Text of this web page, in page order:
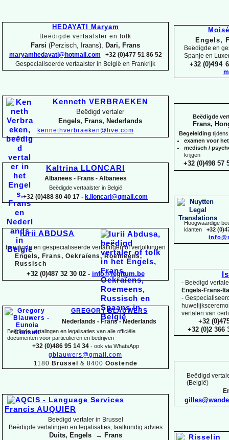
Engels,
Beëdigde en
Spanje en
+32 (0)494
Beëdigde
Frans,
Begeleiding
examen voor
medisch /
krijgen
+32 (0)498 57
Hoogwaardige
klanten +32
- Beëdigd
Engels-Frans-
-
vertalen van
+32
+32 (0)2 366
Beëdigd
(België)
HEDAYATI Maryam
Beëdigde vertaalster en tolk
Farsi (Perzisch, Iraans), Dari, Frans
maryamhedayati@hotmail.com
+32 (0)477 51 86 52
Gespecialiseerde vertaalster in België en Frankrijk
Kenneth VERBRAEKEN
Beëdigd vertaler
Engels, Frans, Nederlands
kennethverbraeken@live.com
Kaltrina LLONCARI
Albanees -Frans -Albanees
Beëdigde vertaalster in België
+32 (0)488 80 40 17 - k.lloncari@gmail.com
Iurii ABDUSA
beëdigde en gespecialiseerde vertalingen of vertolkingen
Engels, Frans, Oekraïens, Roemeens,
Russisch
+32 (0)487 32 30 02 - info@legitum.be
GREGORY BLAUWERS
Nederlands - Frans -Nederlands
Beëdigde vertalingen en legalisaties van alle officiële
documenten voor particulieren en bedrijven
+32 (0)486 95 14 34 -ook via WhatsApp
gblauwers@gmail.com
1180 Brussel & 8400 Oostende
Francis AUQUIER
Beëdigd vertaler in Brussel
Beëdigde vertalingen en legalisaties, taalkundig advies
Duits, Engels → Frans